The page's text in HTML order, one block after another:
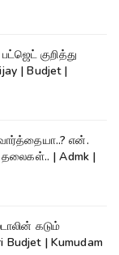
குறித்து
| Budjet |
என்.
| Admk |
கடும்